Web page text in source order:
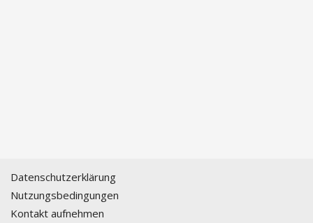
Datenschutzerklärung
Nutzungsbedingungen
Kontakt aufnehmen